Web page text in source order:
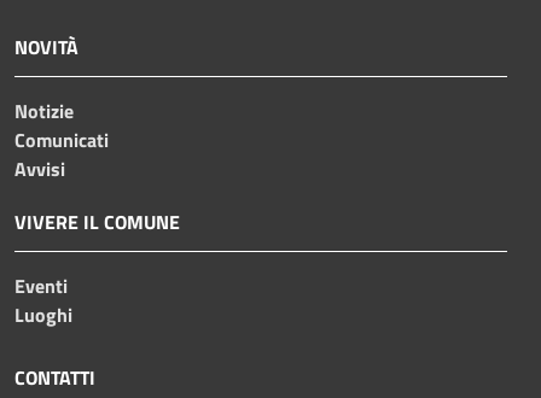
NOVITÀ
Notizie
Comunicati
Avvisi
VIVERE IL COMUNE
Eventi
Luoghi
CONTATTI